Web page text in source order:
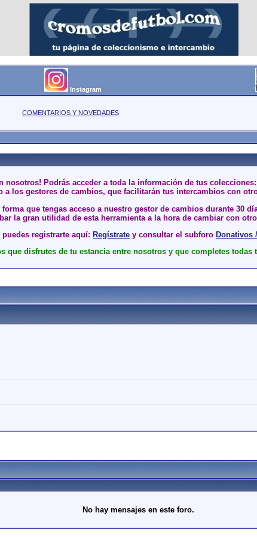
Instagram
COMENTARIOS Y NOVEDADES
nosotros! Podrás acceder a toda la información de tus
a los gestores de cambios, que facilitarán tus intercambios con
forma que tengas acceso a nuestro gestor de cambios durante 30
la gran utilidad de esta herramienta a la hora de cambiar con
registrarte aquí: Regístrate y consultar el subforo Donativos
que disfrutes de tu estancia entre nosotros y que completes todas
No hay mensajes en este foro.